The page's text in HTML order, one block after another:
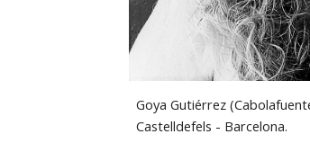
Goya Gutiérrez
Castelldefels - Barcelona.